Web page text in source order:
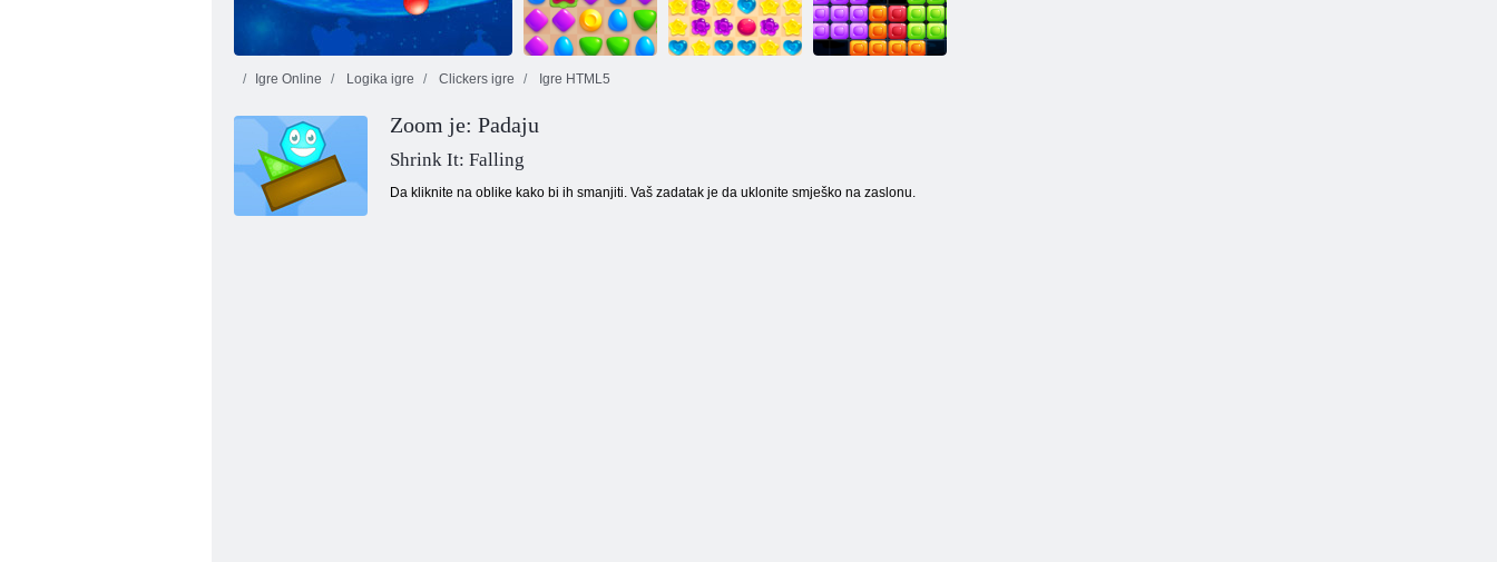
Objekt 73: Preživljavanje klikera
Jedanaest
jedanaest
Cookie Crush 2
Mahjong sa
leptirima
Igre Online Logika igre Clickers igre Igre HTML5
Zoom je: Padaju
Shrink It: Falling
Da kliknite na oblike kako bi ih smanjiti. Vaš zadatak je da uklonite smješko na zaslonu.